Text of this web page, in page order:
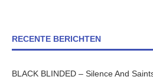
RECENTE BERICHTEN
BLACK BLINDED – Silence And